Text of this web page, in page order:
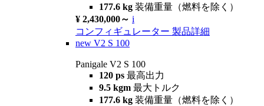
177.6 kg 装備重量（燃料を除く）
¥ 2,430,000～ i
コンフィギュレーター 製品詳細
new V2 S 100
Panigale V2 S 100
120 ps 最高出力
9.5 kgm 最大トルク
177.6 kg 装備重量（燃料を除く）